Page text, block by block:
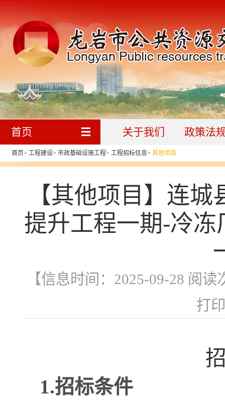
首页 关于我们 政策法
首页> 工程建设> 市政基础设施工程> 工程招标信息> 其他项目
【其他项目】连
提升工程一期-冷
【信息时间：2025-09-28 阅读
打
1.招标条件